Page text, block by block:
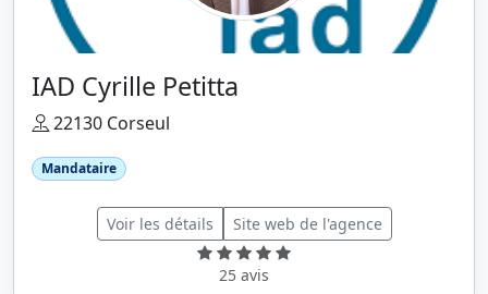
IAD Cyrille Petitta
22130 Corseul
Mandataire
Voir les détails Site web de l'agence
25 avis